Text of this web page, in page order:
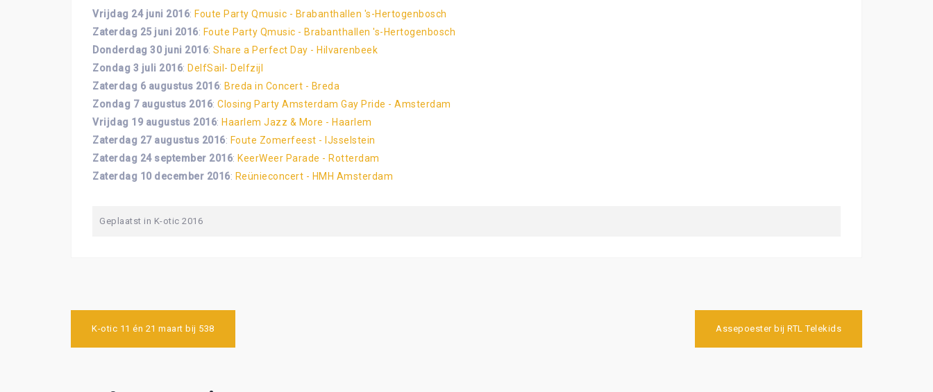
Vrijdag 24 juni 2016: Foute Party Qmusic - Brabanthallen 's-Hertogenbosch
Zaterdag 25 juni 2016: Foute Party Qmusic - Brabanthallen 's-Hertogenbosch
Donderdag 30 juni 2016: Share a Perfect Day - Hilvarenbeek
Zondag 3 juli 2016: DelfSail- Delfzijl
Zaterdag 6 augustus 2016: Breda in Concert - Breda
Zondag 7 augustus 2016: Closing Party Amsterdam Gay Pride - Amsterdam
Vrijdag 19 augustus 2016: Haarlem Jazz & More - Haarlem
Zaterdag 27 augustus 2016: Foute Zomerfeest - IJsselstein
Zaterdag 24 september 2016: KeerWeer Parade - Rotterdam
Zaterdag 10 december 2016: Reünieconcert - HMH Amsterdam
Geplaatst in K-otic 2016
Bericht
navigatie
K-otic 11 én 21 maart bij 538 Assepoester bij RTL Telekids